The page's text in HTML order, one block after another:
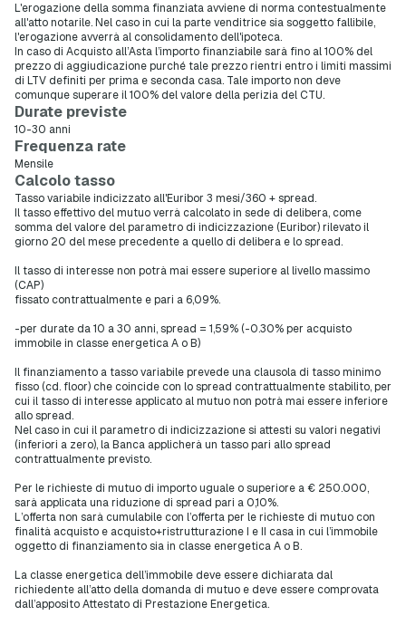
L'erogazione della somma finanziata avviene di norma contestualmente
all'atto notarile. Nel caso in cui la parte venditrice sia soggetto fallibile,
l'erogazione avverrà al consolidamento dell'ipoteca.
In caso di Acquisto all’Asta l’importo finanziabile sarà fino al 100% del
prezzo di aggiudicazione purché tale prezzo rientri entro i limiti massimi
di LTV definiti per prima e seconda casa. Tale importo non deve
comunque superare il 100% del valore della perizia del CTU.
Durate previste
10-30 anni
Frequenza rate
Mensile
Calcolo tasso
Tasso variabile indicizzato all'Euribor 3 mesi/360 + spread.
Il tasso effettivo del mutuo verrà calcolato in sede di delibera, come
somma del valore del parametro di indicizzazione (Euribor) rilevato il
giorno 20 del mese precedente a quello di delibera e lo spread.
Il tasso di interesse non potrà mai essere superiore al livello massimo
(CAP)
fissato contrattualmente e pari a 6,09%.
-per durate da 10 a 30 anni, spread = 1,59% (-0.30% per acquisto
immobile in classe energetica A o B)
Il finanziamento a tasso variabile prevede una clausola di tasso minimo
fisso (cd. floor) che coincide con lo spread contrattualmente stabilito, per
cui il tasso di interesse applicato al mutuo non potrà mai essere inferiore
allo spread.
Nel caso in cui il parametro di indicizzazione si attesti su valori negativi
(inferiori a zero), la Banca applicherà un tasso pari allo spread
contrattualmente previsto.
Per le richieste di mutuo di importo uguale o superiore a € 250.000,
sarà applicata una riduzione di spread pari a 0,10%.
L’offerta non sarà cumulabile con l’offerta per le richieste di mutuo con
finalità acquisto e acquisto+ristrutturazione I e II casa in cui l’immobile
oggetto di finanziamento sia in classe energetica A o B.
La classe energetica dell’immobile deve essere dichiarata dal
richiedente all’atto della domanda di mutuo e deve essere comprovata
dall’apposito Attestato di Prestazione Energetica.